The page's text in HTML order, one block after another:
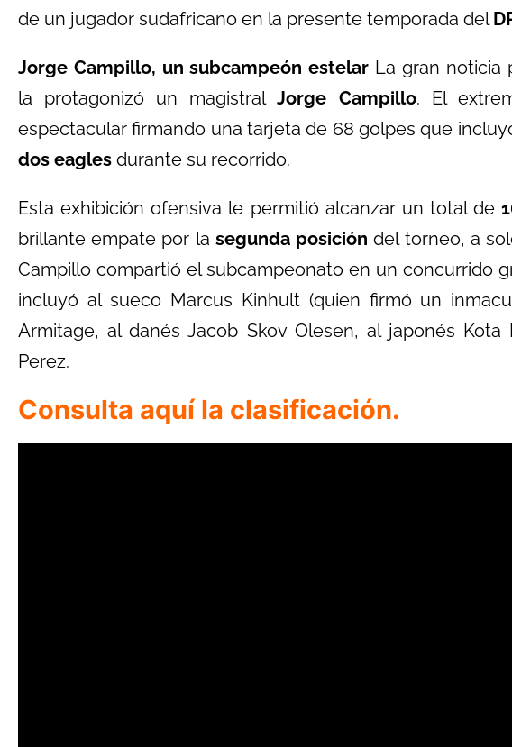
de un jugador sudafricano en la presente temporada del
Jorge Campillo, un subcampeón estelar La gran noticia
la protagonizó un magistralJorge Campillo. El
espectacular firmando una tarjeta de 68 golpes que
dos eagles durante su recorrido.
Esta exhibición ofensiva le permitió alcanzar un total de
brillante empate por la segunda posición del torneo, a
Campillo compartió el subcampeonato en un concurrido
incluyó al sueco Marcus Kinhult (quien firmó un
Armitage, al danés Jacob Skov Olesen, al japonés
Perez.
Consulta aquí la clasificación.